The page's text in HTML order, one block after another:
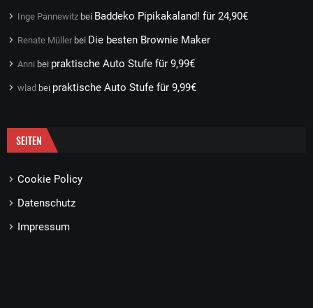
Inge Pannewitz bei Baddeko Pipikakaland! für 24,90€
Renate Müller bei Die besten Brownie Maker
Anni bei praktische Auto Stufe für 9,99€
wlad bei praktische Auto Stufe für 9,99€
SEITEN
Cookie Policy
Datenschutz
Impressum